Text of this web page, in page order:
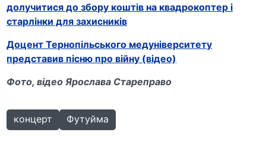
долучитися до збору коштів на квадрокоптер і
старлінки для захисників
Доцент Тернопільського медуніверситету
представив пісню про війну (відео)
Фото, відео Ярослава Стареправо
концерт Футуйма